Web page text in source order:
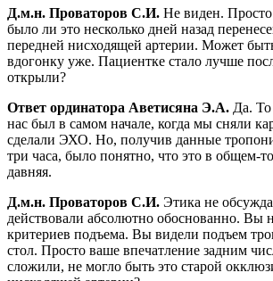
Д.м.н. Проваторов С.И. Не виден.
было ли это несколько дней назад
передней нисходящей артерии. Может
вдогонку уже. Пациентке стало лучше
открыли?
Ответ ординатора Аветисяна Э.А. Да. То
нас был в самом начале, когда мы сняли
сделали ЭХО. Но, получив данные
три часа, было понятно, что это в общем-
давняя.
Д.м.н. Проваторов С.И. Этика не
действовали абсолютно обоснованно. Вы
критериев подъема. Вы видели подъем
стол. Просто ваше впечатление задним
сложили, не могло быть это старой